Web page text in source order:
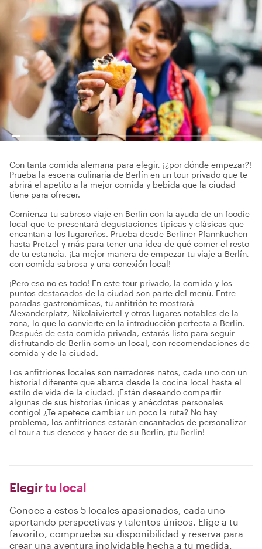
Con tanta comida alemana para elegir, ¡¿por dónde empezar?!
Prueba la escena culinaria de Berlín en un tour privado que te
abrirá el apetito a la mejor comida y bebida que la ciudad
tiene para ofrecer.
Comienza tu sabroso viaje en Berlín con la ayuda de un foodie
local que te presentará degustaciones típicas y clásicas que
encantan a los lugareños. Prueba desde Berliner Pfannkuchen
hasta Pretzel y más para tener una idea de qué comer el resto
de tu estancia. ¡La mejor manera de empezar tu viaje a Berlín,
con comida sabrosa y una conexión local!
¡Pero eso no es todo! En este tour privado, la comida y los
puntos destacados de la ciudad son parte del menú. Entre
paradas gastronómicas, tu anfitrión te mostrará
Alexanderplatz, Nikolaiviertel y otros lugares notables de la
zona, lo que lo convierte en la introducción perfecta a Berlín.
Después de esta comida privada, estarás listo para seguir
disfrutando de Berlín como un local, con recomendaciones de
comida y de la ciudad.
Los anfitriones locales son narradores natos, cada uno con un
historial diferente que abarca desde la cocina local hasta el
estilo de vida de la ciudad. ¡Están deseando compartir
algunas de sus historias únicas y anécdotas personales
contigo! ¿Te apetece cambiar un poco la ruta? No hay
problema, los anfitriones estarán encantados de personalizar
el tour a tus deseos y hacer de su Berlín, ¡tu Berlín!
Elegirtu local
Conoce a estos 5 locales apasionados, cada uno
aportando perspectivas y talentos únicos. Elige a tu
favorito, comprueba su disponibilidad y reserva para
crear una aventura inolvidable hecha a tu medida.